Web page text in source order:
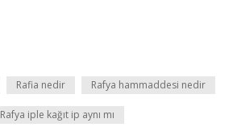
Rafia nedir Rafya hammaddesi nedir
Rafya iple kağıt ip aynı mı